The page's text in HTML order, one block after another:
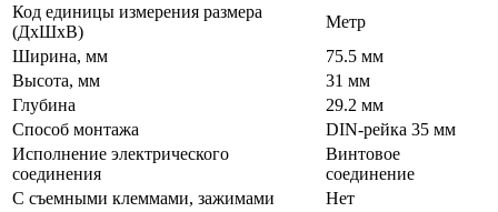
Код единицы измерения размера
(ДхШхВ)
Метр
Ширина, мм
75.5 мм
Высота, мм
31 мм
Глубина
29.2 мм
Способ монтажа
DIN-рейка 35 мм
Исполнение электрического
соединения
Винтовое
соединение
С съемными клеммами, зажимами
Нет